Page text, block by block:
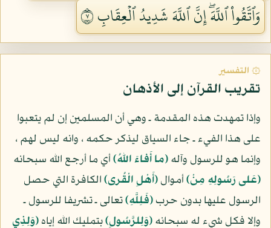
وَٱتَّقُواْ ٱللَّهَۖ إِنَّ ٱللَّهَ شَدِيدُ ٱلۡعِقَابِ ٧
۞ التفسير
تقريب القرآن إلى الأذهان
وإذا تمهدت هذه المقدمة ـ وهي أن المسلمين إن لم يتعبوا
على هذا الفيء ـ جاء السياق ليذكر حكمه ، وانه ليس لهم ،
وإنما هو للرسول وآله(ما أَفاءَ اللهُ)أي ما أرجع الله سبحانه
(عَلى رَسُولِهِ مِنْ)أموال(أَهْلِ الْقُرى)الكافرة التي حصل
الرسول عليها بدون حرب(فَلِلَّهِ)تعالى ـ تشريفا للرسول ـ
وإلا فكل شيء له سبحانه(وَلِلرَّسُولِ)بتمليك الله إياه(وَلِذِي